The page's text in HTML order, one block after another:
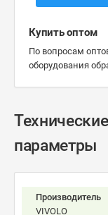
Купить оптом
По вопросам
оборудования
параметры
Производитель
VIVOLO